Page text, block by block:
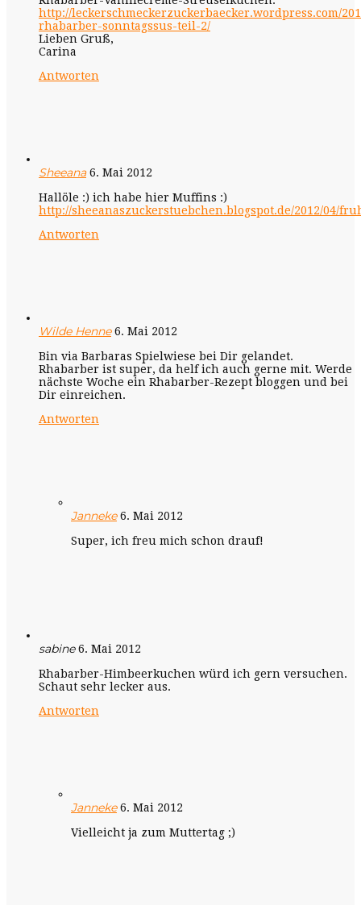
http://leckerschmeckerzuckerbaecker.wordpress.com/
rhabarber-sonntagssus-teil-2/
Lieben Gruß,
Carina
Antworten
Sheeana 6. Mai 2012
Hallöle :) ich habe hier Muffins :)
http://sheeanaszuckerstuebchen.blogspot.de/2012/04/
Antworten
Wilde Henne 6. Mai 2012
Bin via Barbaras Spielwiese bei Dir gelandet.
Rhabarber ist super, da helf ich auch gerne mit. Werde
nächste Woche ein Rhabarber-Rezept bloggen und bei
Dir einreichen.
Antworten
Janneke 6. Mai 2012
Super, ich freu mich schon drauf!
sabine 6. Mai 2012
Rhabarber-Himbeerkuchen würd ich gern versuchen.
Schaut sehr lecker aus.
Antworten
Janneke 6. Mai 2012
Vielleicht ja zum Muttertag ;)